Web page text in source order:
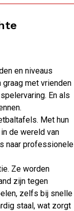
en niveaus
met vrienden
En als
Met hun
de wereld van
naar professionele
Ze worden
zijn tegen
zelfs bij snelle
staal, wat zorgt